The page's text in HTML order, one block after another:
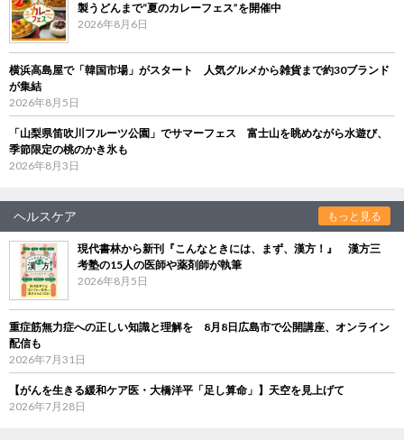
製うどんまで“夏のカレーフェス”を開催中
2026年8月6日
横浜高島屋で「韓国市場」がスタート 人気グルメから雑貨まで約30ブランド
が集結
2026年8月5日
「山梨県笛吹川フルーツ公園」でサマーフェス 富士山を眺めながら水遊び、
季節限定の桃のかき氷も
2026年8月3日
ヘルスケア もっと見る
現代書林から新刊『こんなときには、まず、漢方！』 漢方三
考塾の15人の医師や薬剤師が執筆
2026年8月5日
重症筋無力症への正しい知識と理解を 8月8日広島市で公開講座、オンライン
配信も
2026年7月31日
【がんを生きる緩和ケア医・大橋洋平「足し算命」】天空を見上げて
2026年7月28日